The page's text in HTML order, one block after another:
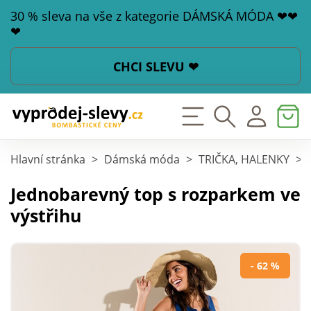
30 % sleva na vše z kategorie DÁMSKÁ MÓDA ❤❤
❤
CHCI SLEVU ❤
Hlavní stránka > Dámská móda > TRIČKA, HALENKY >
Jednobarevný top s rozparkem ve
výstřihu
- 62 %